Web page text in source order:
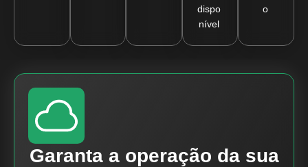
dispo
nível
o
Garanta a operação da sua